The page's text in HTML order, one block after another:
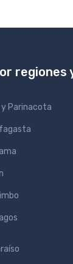
regiones
y Parinacota